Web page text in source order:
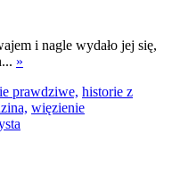
i nagle wydało jej się,
»
prawdziwe, historie z
więzienie